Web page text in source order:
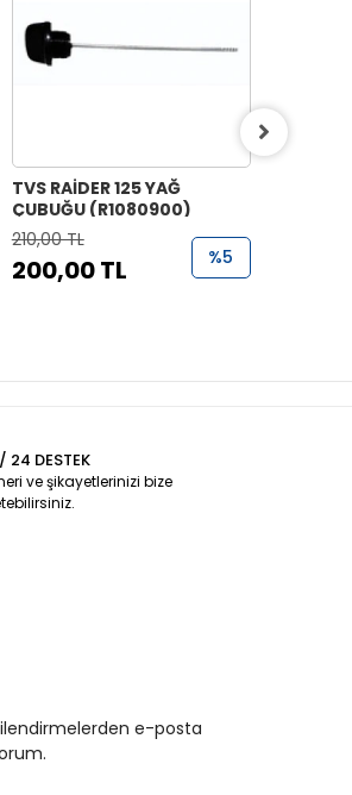
TVS RAİDER 125 YAĞ
ÇUBUĞU (R1080900)
210,00 TL
200,00 TL %5
24 DESTEK
ve şikayetlerinizi bize
e-posta